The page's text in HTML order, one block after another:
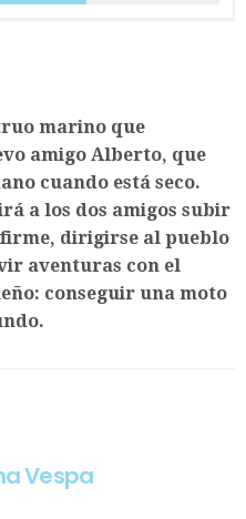
marino que
amigo Alberto, que
cuando está seco.
a los dos amigos subir
dirigirse al pueblo
aventuras con el
conseguir una moto
Vespa